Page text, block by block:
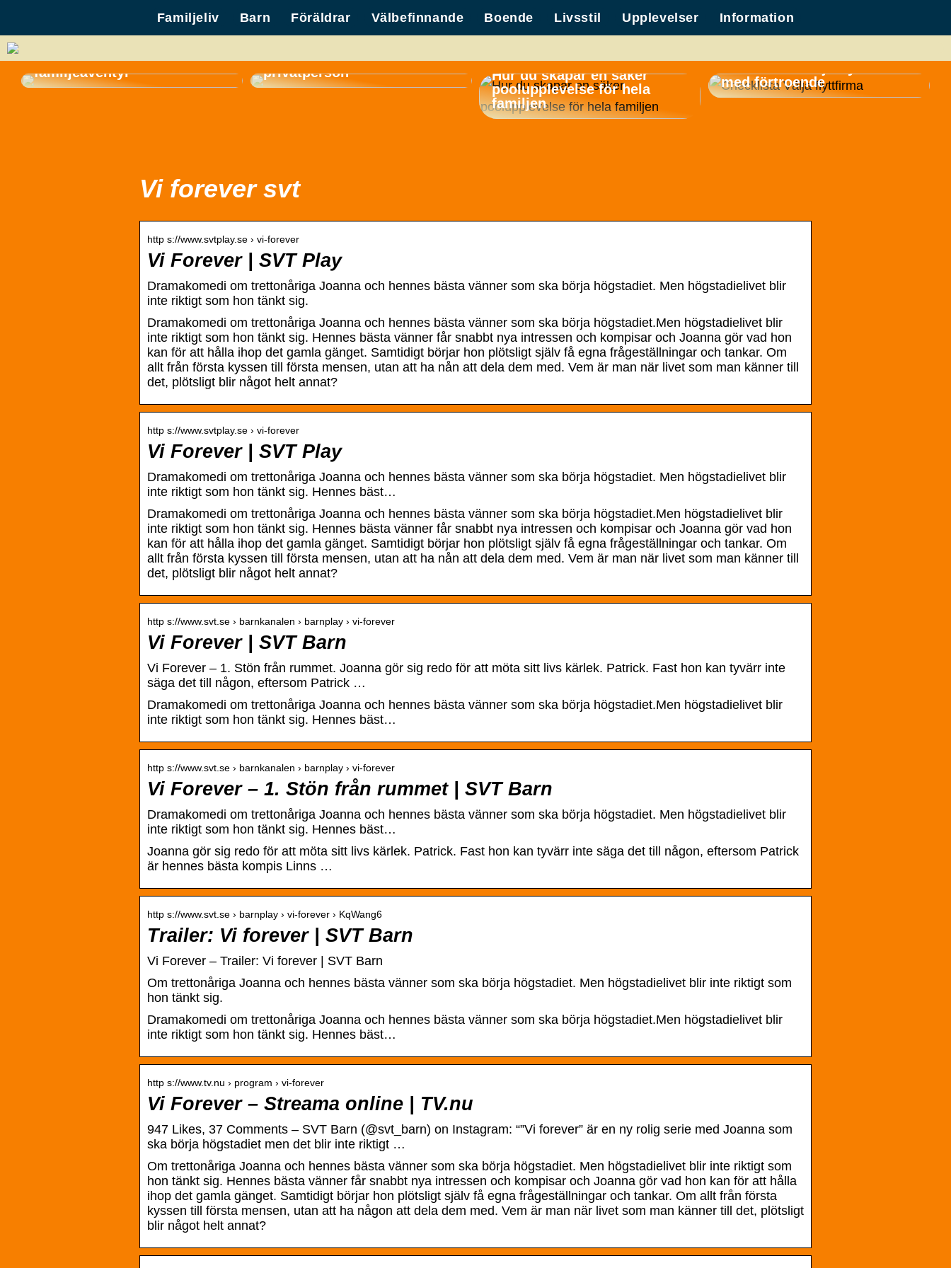
Familjeliv Barn Föräldrar Välbefinnande Boende Livsstil Upplevelser Information
gasolgrillen för sommarens
familjeäventyr
Hyr en container för
privatperson
Hur du skapar en säker
poolupplevelse för hela
familjen
med förtroende
Vi forever svt
http s://www.svtplay.se › vi-forever
Vi Forever | SVT Play
Dramakomedi om trettonåriga Joanna och hennes bästa vänner som ska börja högstadiet. Men högstadielivet blir
inte riktigt som hon tänkt sig.
Dramakomedi om trettonåriga Joanna och hennes bästa vänner som ska börja högstadiet.Men högstadielivet blir
inte riktigt som hon tänkt sig. Hennes bästa vänner får snabbt nya intressen och kompisar och Joanna gör vad hon
kan för att hålla ihop det gamla gänget. Samtidigt börjar hon plötsligt själv få egna frågeställningar och tankar. Om
allt från första kyssen till första mensen, utan att ha nån att dela dem med. Vem är man när livet som man känner till
det, plötsligt blir något helt annat?
http s://www.svtplay.se › vi-forever
Vi Forever | SVT Play
Dramakomedi om trettonåriga Joanna och hennes bästa vänner som ska börja högstadiet. Men högstadielivet blir
inte riktigt som hon tänkt sig. Hennes bäst…
Dramakomedi om trettonåriga Joanna och hennes bästa vänner som ska börja högstadiet.Men högstadielivet blir
inte riktigt som hon tänkt sig. Hennes bästa vänner får snabbt nya intressen och kompisar och Joanna gör vad hon
kan för att hålla ihop det gamla gänget. Samtidigt börjar hon plötsligt själv få egna frågeställningar och tankar. Om
allt från första kyssen till första mensen, utan att ha nån att dela dem med. Vem är man när livet som man känner till
det, plötsligt blir något helt annat?
http s://www.svt.se › barnkanalen › barnplay › vi-forever
Vi Forever | SVT Barn
Vi Forever – 1. Stön från rummet. Joanna gör sig redo för att möta sitt livs kärlek. Patrick. Fast hon kan tyvärr inte
säga det till någon, eftersom Patrick …
Dramakomedi om trettonåriga Joanna och hennes bästa vänner som ska börja högstadiet.Men högstadielivet blir
inte riktigt som hon tänkt sig. Hennes bäst…
http s://www.svt.se › barnkanalen › barnplay › vi-forever
Vi Forever – 1. Stön från rummet | SVT Barn
Dramakomedi om trettonåriga Joanna och hennes bästa vänner som ska börja högstadiet. Men högstadielivet blir
inte riktigt som hon tänkt sig. Hennes bäst…
Joanna gör sig redo för att möta sitt livs kärlek. Patrick. Fast hon kan tyvärr inte säga det till någon, eftersom Patrick
är hennes bästa kompis Linns …
http s://www.svt.se › barnplay › vi-forever › KqWang6
Trailer: Vi forever | SVT Barn
Vi Forever – Trailer: Vi forever | SVT Barn
Om trettonåriga Joanna och hennes bästa vänner som ska börja högstadiet. Men högstadielivet blir inte riktigt som
hon tänkt sig.
Dramakomedi om trettonåriga Joanna och hennes bästa vänner som ska börja högstadiet.Men högstadielivet blir
inte riktigt som hon tänkt sig. Hennes bäst…
http s://www.tv.nu › program › vi-forever
Vi Forever – Streama online | TV.nu
947 Likes, 37 Comments – SVT Barn (@svt_barn) on Instagram: “”Vi forever” är en ny rolig serie med Joanna som
ska börja högstadiet men det blir inte riktigt …
Om trettonåriga Joanna och hennes bästa vänner som ska börja högstadiet. Men högstadielivet blir inte riktigt som
hon tänkt sig. Hennes bästa vänner får snabbt nya intressen och kompisar och Joanna gör vad hon kan för att hålla
ihop det gamla gänget. Samtidigt börjar hon plötsligt själv få egna frågeställningar och tankar. Om allt från första
kyssen till första mensen, utan att ha någon att dela dem med. Vem är man när livet som man känner till det, plötsligt
blir något helt annat?